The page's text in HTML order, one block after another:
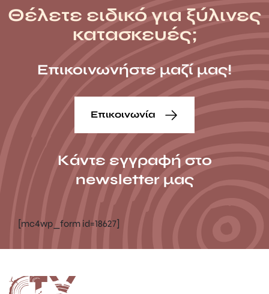
Θέλετε ειδικό για ξύλινες
κατασκευές;
Επικοινωνήστε μαζί μας!
Επικοινωνία
Κάντε εγγραφή στο
newsletter μας
[mc4wp_form id=18627]